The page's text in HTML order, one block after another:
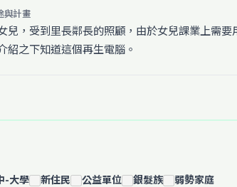
與計畫
兒，受到里長鄰長的照顧，由於女兒課業上需
紹之下知道這個再生電腦。
-大學 新住民 公益單位 銀髮族 弱勢家庭